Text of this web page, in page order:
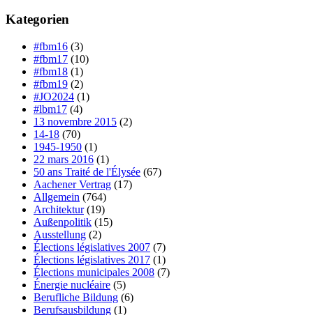
Kategorien
#fbm16 (3)
#fbm17 (10)
#fbm18 (1)
#fbm19 (2)
#JO2024 (1)
#lbm17 (4)
13 novembre 2015 (2)
14-18 (70)
1945-1950 (1)
22 mars 2016 (1)
50 ans Traité de l'Élysée (67)
Aachener Vertrag (17)
Allgemein (764)
Architektur(19)
Außenpolitik (15)
Ausstellung (2)
Élections législatives 2007 (7)
Élections législatives 2017 (1)
Élections municipales 2008 (7)
Énergie nucléaire (5)
Berufliche Bildung (6)
Berufsausbildung (1)